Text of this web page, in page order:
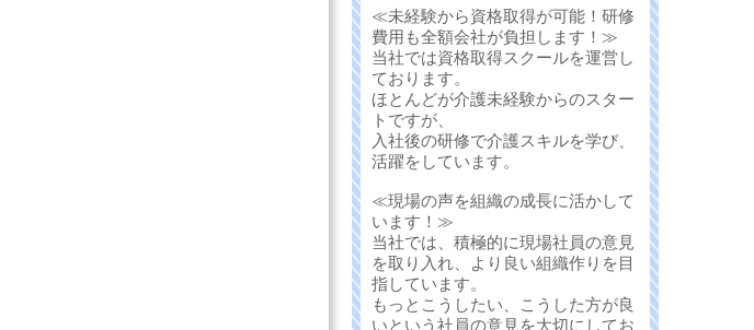
≪未経験から資格取得が可能！研修
費用も全額会社が負担します！≫
当社では資格取得スクールを運営し
ております。
ほとんどが介護未経験からのスター
トですが、
入社後の研修で介護スキルを学び、
活躍をしています。
≪現場の声を組織の成長に活かして
います！≫
当社では、積極的に現場社員の意見
を取り入れ、より良い組織作りを目
指しています。
もっとこうしたい、こうした方が良
いという社員の意見を大切にしてお